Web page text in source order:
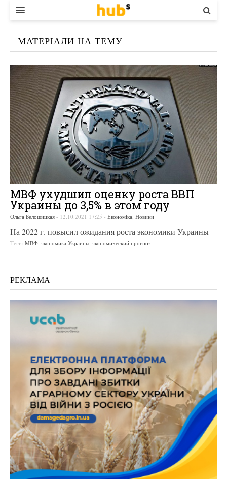
ВЛАДА
ЕКОНОМІКА
БІЗНЕС
СТАРТЕР
КОНТАКТИ
МАТЕРІАЛИ НА ТЕМУ
МВФ ухудшил оценку роста ВВП
Украины до 3,5% в этом году
Ольга Белошицкая - 12.10.2021 17:25 - Економіка, Новини
На 2022 г. повысил ожидания роста экономики Украины
Теги: МВФ, экономика Украины, экономический прогноз
РЕКЛАМА